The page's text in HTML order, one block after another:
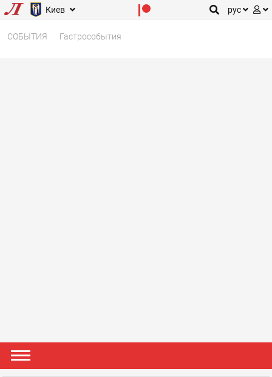
Киев рус
СОБЫТИЯ Гастрособытия